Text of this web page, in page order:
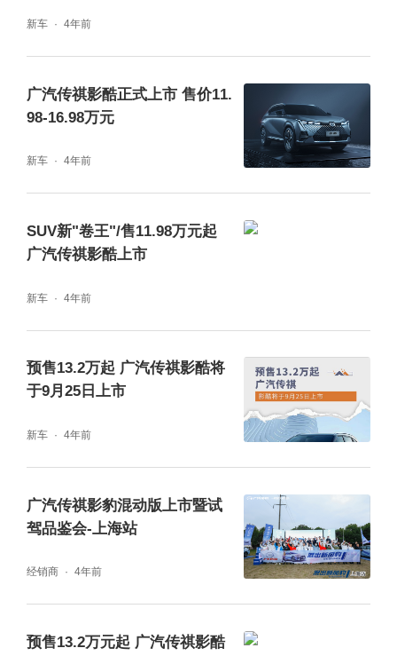
新车 4年前
广汽传祺影酷正式上市 售价11.
98-16.98万元
新车 4年前
SUV新"卷王"/售11.98万元起
广汽传祺影酷上市
新车 4年前
预售13.2万起 广汽传祺影酷将
于9月25日上市
新车 4年前
广汽传祺影豹混动版上市暨试
驾品鉴会-上海站
经销商 4年前
预售13.2万元起 广汽传祺影酷